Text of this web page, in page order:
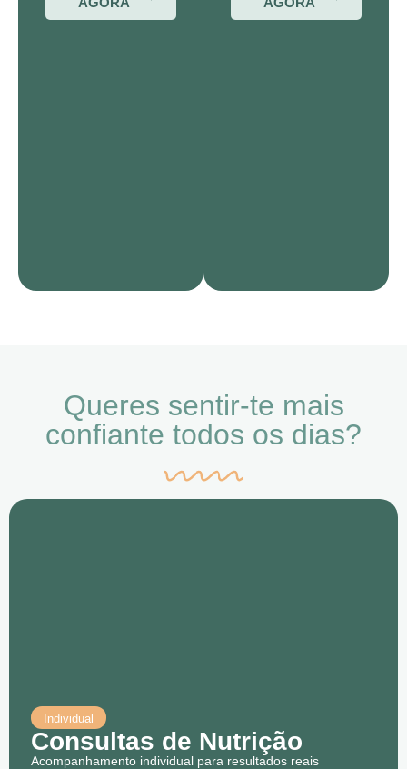
Queres sentir-te mais
confiante todos os dias?
Individual
Consultas de Nutrição
Acompanhamento individual para resultados reais